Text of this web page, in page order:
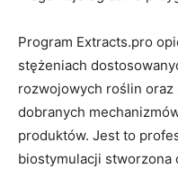
Program Extracts.pro
stężeniach
rozwojowych roślin
dobranych
produktów. Jest to
biostymulacji stworzona